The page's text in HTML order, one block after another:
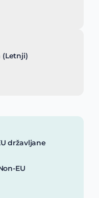
(Letnji)
državljane
EU